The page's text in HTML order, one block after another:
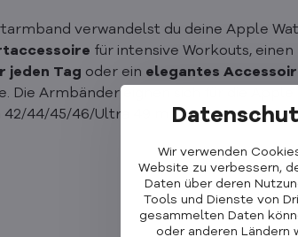
verwandelst du deine Apple
für intensive Workouts, einen
jeden Tag oder ein elegantes
Die Armbänder eignen sich für die Apple
42/44/45/46/Ultra 49 mm.
Wir verwenden
Website zu verbessern,
Daten über deren
Tools und Dienste von
gesammelten Daten
oder anderen Ländern